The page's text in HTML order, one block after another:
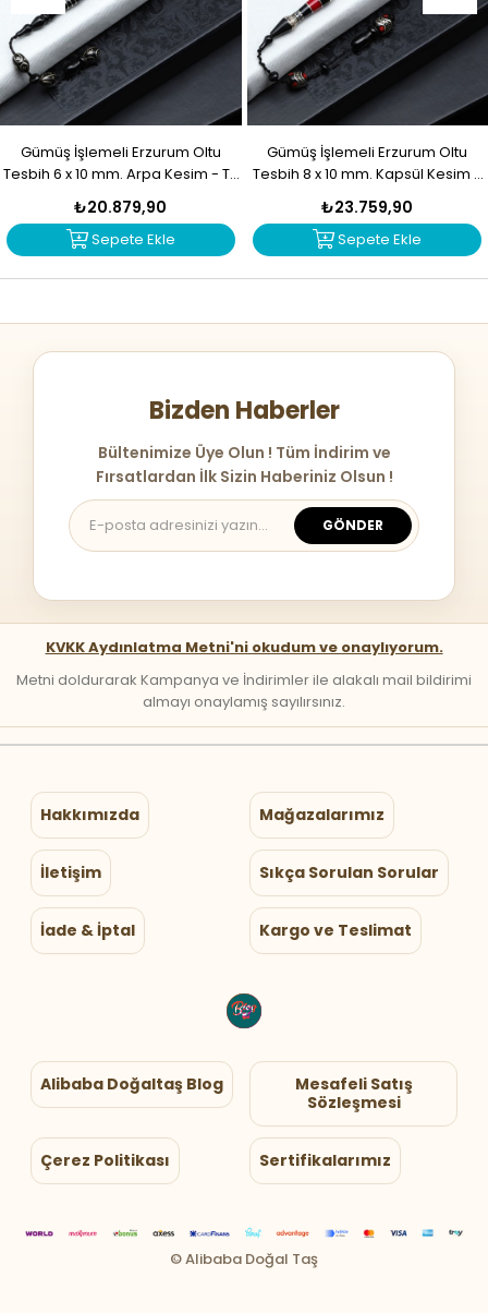
Gümüş İşlemeli Erzurum Oltu
Tesbih 6 x 10 mm. Arpa Kesim - T-
₺20.879,90
Sepete Ekle
Gümüş İşlemeli Erzurum Oltu
Tesbih 8 x 10 mm. Kapsül Kesim -
₺23.759,90
Sepete Ekle
Bizden Haberler
Bültenimize Üye Olun ! Tüm İndirim ve
Fırsatlardan İlk Sizin Haberiniz Olsun !
GÖNDER
KVKK Aydınlatma Metni'ni okudum ve onaylıyorum.
Metni doldurarak Kampanya ve İndirimler ile alakalı mail bildirimi
almayı onaylamış sayılırsınız.
Hakkımızda Mağazalarımız
İletişim Sıkça Sorulan Sorular
İade & İptal Kargo ve Teslimat
Alibaba Doğaltaş Blog
Mesafeli Satış
Sözleşmesi
Çerez Politikası Sertifikalarımız